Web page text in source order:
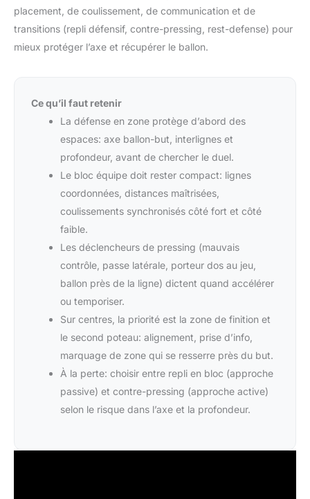
placement, de coulissement, de communication et de
transitions (repli défensif, contre-pressing, rest-defense) pour
mieux protéger l’axe et récupérer le ballon.
Ce qu’il faut retenir
La défense en zone protège d’abord des
espaces: axe ballon-but, interlignes et
profondeur, avant de chercher le duel.
Le bloc équipe doit rester compact: lignes
coordonnées, distances maîtrisées,
coulissements synchronisés côté fort et côté
faible.
Les déclencheurs de pressing (mauvais
contrôle, passe latérale, porteur dos au jeu,
ballon près de la ligne) dictent quand accélérer
ou temporiser.
Sur centres, la priorité est la zone de finition et
le second poteau: alignement, prise d’info,
marquage de zone qui se resserre près du but.
À la perte: choisir entre repli en bloc (approche
passive) et contre-pressing (approche active)
selon le risque dans l’axe et la profondeur.